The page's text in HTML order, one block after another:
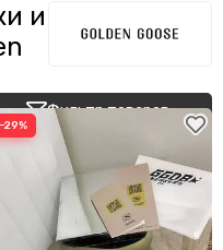
Perry
Wang
Muaddi
Galasso
и
Фильтр товаров